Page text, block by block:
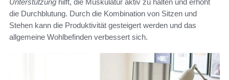
Unterstützung hilft, die Muskulatur aktiv zu halten und erhöht
die Durchblutung. Durch die Kombination von Sitzen und
Stehen kann die Produktivität gesteigert werden und das
allgemeine Wohlbefinden verbessert sich.